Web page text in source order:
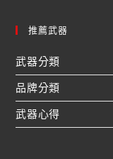
推薦武器
武器分類
品牌分類
武器心得